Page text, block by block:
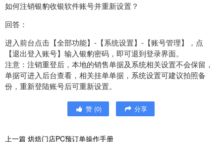
如何注销银豹收银软件账号并重新设置？
回答：
进入前台点击【全部功能】-【系统设置】-【账号管理】，点
【退出登入账号】输入银豹密码，即可退到登录界面。
注意：注销重登后，本地的销售单据及系统相关设置不会保留，
单据可进入后台查看，相关挂单单据，系统设置可建议拍照备
份，重新登陆账号后可重新设置。
赞 (0) 分享
上一篇 烘焙门店PC预订单操作手册